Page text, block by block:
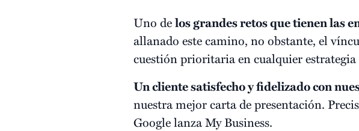
Uno delos grandes retos que tienen las
allanado este camino, no obstante, el
cuestión prioritaria en cualquier
Un cliente satisfecho y fidelizado con
nuestra mejor carta de presentación.
Google lanza My Business.